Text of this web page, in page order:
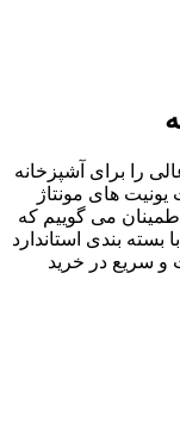
را برای آشپزخانه
های مونتاژ
می‌ گوییم که
بندی استاندارد
و سریع در خرید